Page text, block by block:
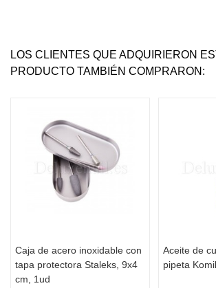
LOS CLIENTES QUE ADQUIRIERON
PRODUCTO TAMBIÉN COMPRARON:
Caja de acero inoxidable con
tapa protectora Staleks, 9x4
cm, 1ud
Aceite de
pipeta